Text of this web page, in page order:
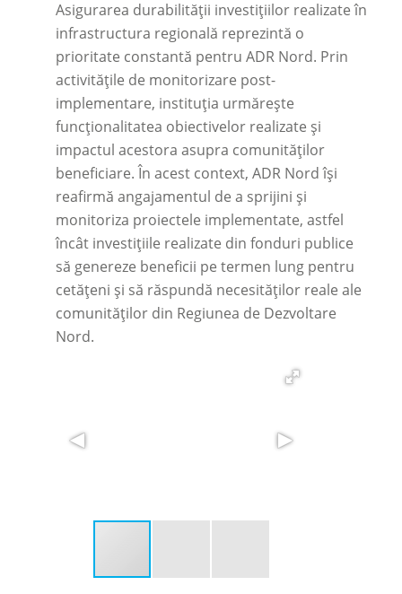
Asigurarea durabilității investițiilor realizate în
infrastructura regională reprezintă o
prioritate constantă pentru ADR Nord. Prin
activitățile de monitorizare post-
implementare, instituția urmărește
funcționalitatea obiectivelor realizate și
impactul acestora asupra comunităților
beneficiare. În acest context, ADR Nord își
reafirmă angajamentul de a sprijini și
monitoriza proiectele implementate, astfel
încât investițiile realizate din fonduri publice
să genereze beneficii pe termen lung pentru
cetățeni și să răspundă necesităților reale ale
comunităților din Regiunea de Dezvoltare
Nord.